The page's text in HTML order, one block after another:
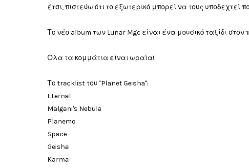
έτσι, πιστεύω ότι το εξωτερικό μπορεί να τους
Το νέο album των Lunar Mgc είναι ένα μουσικό ταξίδι
Όλα τα κομμάτια είναι ωραία!
Το tracklist του "Planet Geisha":
Eternal
Malgani's Nebula
Planemo
Space
Geisha
Karma